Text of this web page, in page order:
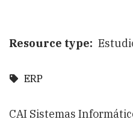
Resource type
ERP
CAI Sistemas